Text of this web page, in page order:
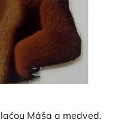
Máša a medveď.